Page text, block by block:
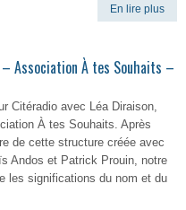
En lire plus
Association À tes Souhaits –
Citéradio avec Léa Diraison,
À tes Souhaits. Après
de cette structure créée avec
Andos et Patrick Prouin, notre
les significations du nom et du